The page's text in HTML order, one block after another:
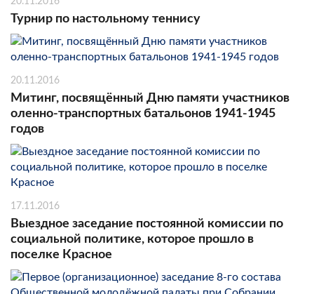
Турнир по настольному теннису
20.11.2016
Митинг, посвящённый Дню памяти участников
оленно-транспортных батальонов 1941-1945
годов
17.11.2016
Выездное заседание постоянной комиссии по
социальной политике, которое прошло в
поселке Красное